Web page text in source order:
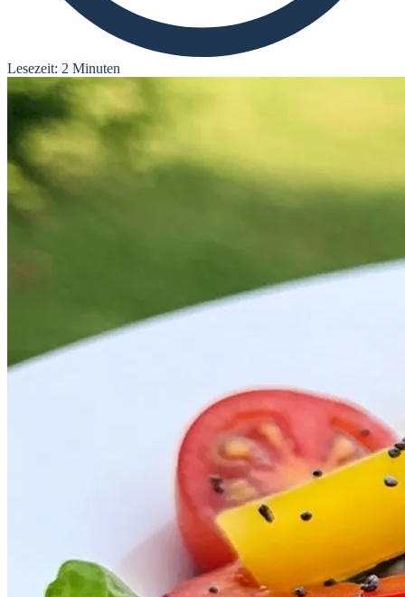
Lesezeit: 2 Minuten